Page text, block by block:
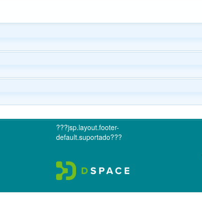
???jsp.layout.footer-
default.suportado???